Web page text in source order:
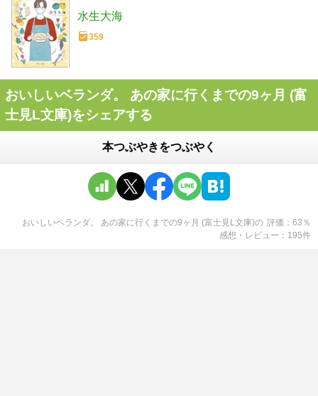
水生大海
359
おいしいベランダ。 あの家に行くまでの9ヶ月 (富
士見L文庫)をシェアする
本つぶやきをつぶやく
おいしいベランダ。 あの家に行くまでの9ヶ月 (富士見L文庫)の 評価 63 ％
感想・レビュー
195件